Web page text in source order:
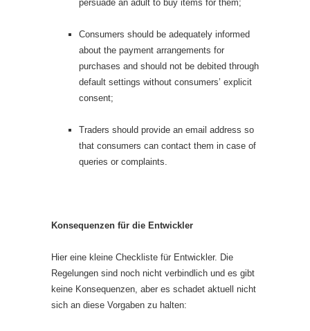
persuade an adult to buy items for them;
Consumers should be adequately informed
about the payment arrangements for
purchases and should not be debited through
default settings without consumers’ explicit
consent;
Traders should provide an email address so
that consumers can contact them in case of
queries or complaints.
Konsequenzen für die Entwickler
Hier eine kleine Checkliste für Entwickler. Die
Regelungen sind noch nicht verbindlich und es gibt
keine Konsequenzen, aber es schadet aktuell nicht
sich an diese Vorgaben zu halten: